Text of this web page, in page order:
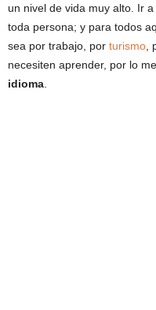
un nivel de vida muy alto. Ir a
toda persona; y para todos
sea por trabajo, por turismo
necesiten aprender, por lo
idioma